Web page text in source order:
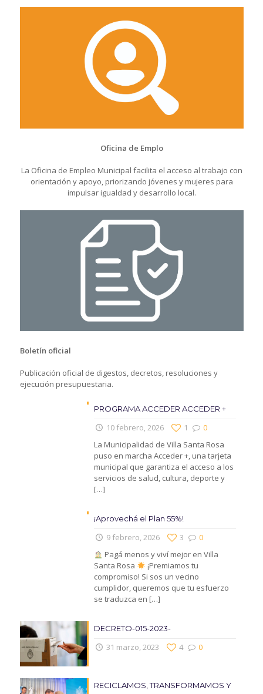
Oficina de Emplo
La Oficina de Empleo Municipal facilita el acceso al trabajo con
orientación y apoyo, priorizando jóvenes y mujeres para
impulsar igualdad y desarrollo local.
Boletín oficial
Publicación oficial de digestos, decretos, resoluciones y
ejecución presupuestaria.
PROGRAMA ACCEDER ACCEDER +
10 febrero, 2026 0
1
La Municipalidad de Villa Santa Rosa
puso en marcha Acceder +, una tarjeta
municipal que garantiza el acceso a los
servicios de salud, cultura, deporte y
[…]
¡Aprovechá el Plan 55%!
9 febrero, 2026 0
3
Pagá menos y viví mejor en Villa
Santa Rosa
¡Premiamos tu
compromiso! Si sos un vecino
cumplidor, queremos que tu esfuerzo
se traduzca en […]
DECRETO-015-2023-
31 marzo, 2023 0
4
RECICLAMOS, TRANSFORMAMOS Y